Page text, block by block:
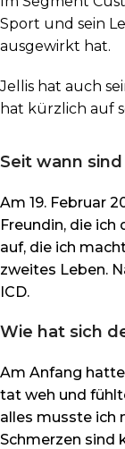
Sport und sein
ausgewirkt hat.
Jellis hat auch
hat kürzlich auf
Seit wann
Am 19. Februar
Freundin, die
auf, die ich
zweites Leben.
ICD.
Wie hat sich
Am Anfang
tat weh und
alles musste ich
Schmerzen sind